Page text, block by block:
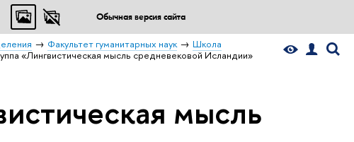
Обычная версия сайта
Факультет гуманитарных наук
Школа
«Лингвистическая мысль средневековой Исландии»
мысль